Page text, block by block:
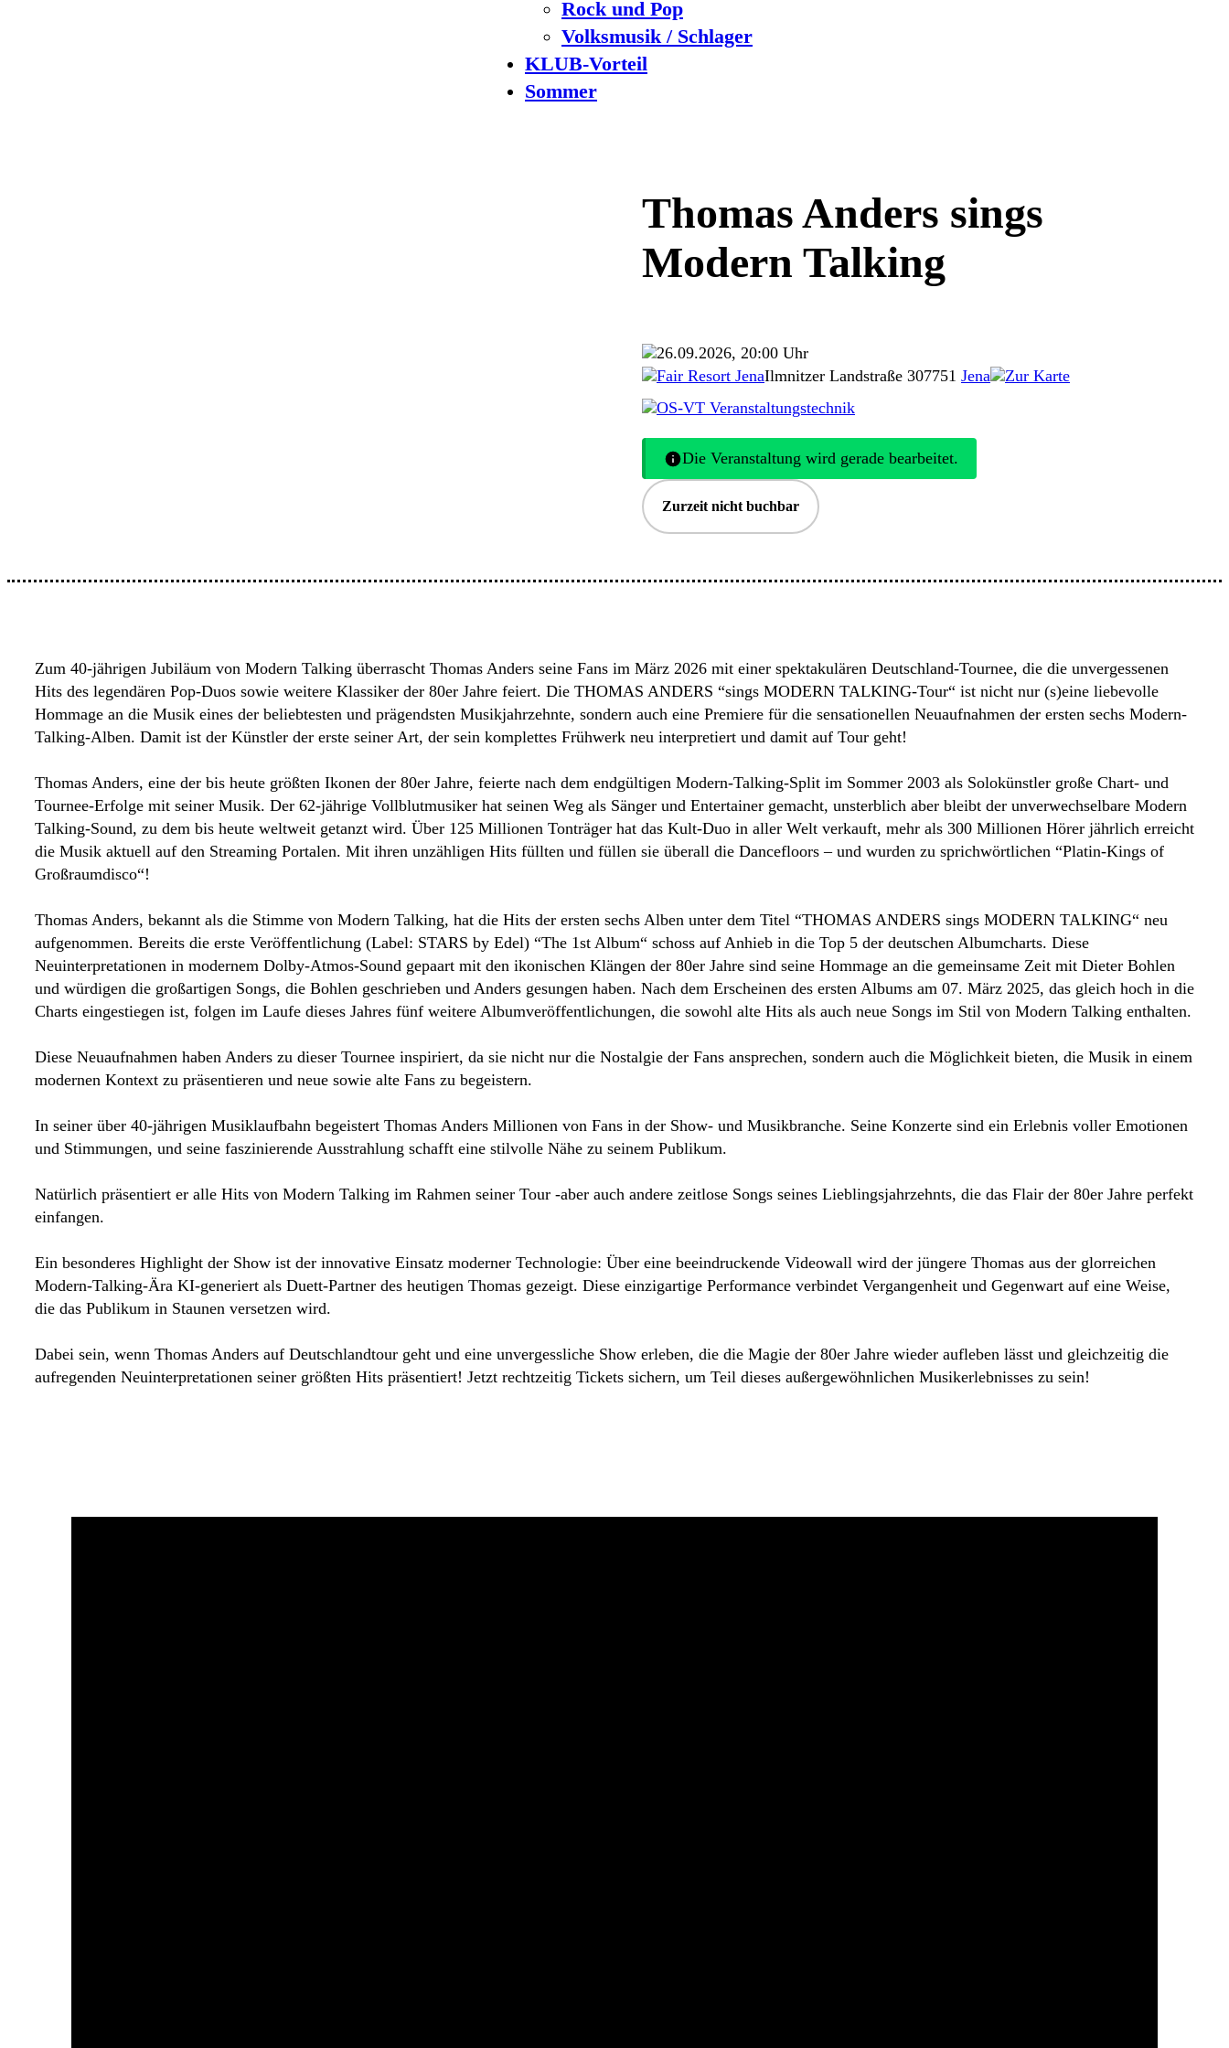
Rock und Pop
Volksmusik / Schlager
KLUB-Vorteil
Sommer
Thomas Anders sings
Modern Talking
26.09.2026, 20:00 Uhr
Fair Resort JenaIlmnitzer Landstraße 307751 Jena
Zur Karte
OS-VT Veranstaltungstechnik
Die Veranstaltung wird gerade bearbeitet.
Zurzeit nicht buchbar
Zum 40-jährigen Jubiläum von Modern Talking überrascht Thomas Anders seine Fans im März 2026 mit einer spektakulären Deutschland-Tournee, die die unvergessenen
Hits des legendären Pop-Duos sowie weitere Klassiker der 80er Jahre feiert. Die THOMAS ANDERS “sings MODERN TALKING-Tour“ ist nicht nur (s)eine liebevolle
Hommage an die Musik eines der beliebtesten und prägendsten Musikjahrzehnte, sondern auch eine Premiere für die sensationellen Neuaufnahmen der ersten sechs Modern-
Talking-Alben. Damit ist der Künstler der erste seiner Art, der sein komplettes Frühwerk neu interpretiert und damit auf Tour geht!
Thomas Anders, eine der bis heute größten Ikonen der 80er Jahre, feierte nach dem endgültigen Modern-Talking-Split im Sommer 2003 als Solokünstler große Chart- und
Tournee-Erfolge mit seiner Musik. Der 62-jährige Vollblutmusiker hat seinen Weg als Sänger und Entertainer gemacht, unsterblich aber bleibt der unverwechselbare Modern
Talking-Sound, zu dem bis heute weltweit getanzt wird. Über 125 Millionen Tonträger hat das Kult-Duo in aller Welt verkauft, mehr als 300 Millionen Hörer jährlich erreicht
die Musik aktuell auf den Streaming Portalen. Mit ihren unzähligen Hits füllten und füllen sie überall die Dancefloors – und wurden zu sprichwörtlichen “Platin-Kings of
Großraumdisco“!
Thomas Anders, bekannt als die Stimme von Modern Talking, hat die Hits der ersten sechs Alben unter dem Titel “THOMAS ANDERS sings MODERN TALKING“ neu
aufgenommen. Bereits die erste Veröffentlichung (Label: STARS by Edel) “The 1st Album“ schoss auf Anhieb in die Top 5 der deutschen Albumcharts. Diese
Neuinterpretationen in modernem Dolby-Atmos-Sound gepaart mit den ikonischen Klängen der 80er Jahre sind seine Hommage an die gemeinsame Zeit mit Dieter Bohlen
und würdigen die großartigen Songs, die Bohlen geschrieben und Anders gesungen haben. Nach dem Erscheinen des ersten Albums am 07. März 2025, das gleich hoch in die
Charts eingestiegen ist, folgen im Laufe dieses Jahres fünf weitere Albumveröffentlichungen, die sowohl alte Hits als auch neue Songs im Stil von Modern Talking enthalten.
Diese Neuaufnahmen haben Anders zu dieser Tournee inspiriert, da sie nicht nur die Nostalgie der Fans ansprechen, sondern auch die Möglichkeit bieten, die Musik in einem
modernen Kontext zu präsentieren und neue sowie alte Fans zu begeistern.
In seiner über 40-jährigen Musiklaufbahn begeistert Thomas Anders Millionen von Fans in der Show- und Musikbranche. Seine Konzerte sind ein Erlebnis voller Emotionen
und Stimmungen, und seine faszinierende Ausstrahlung schafft eine stilvolle Nähe zu seinem Publikum.
Natürlich präsentiert er alle Hits von Modern Talking im Rahmen seiner Tour -aber auch andere zeitlose Songs seines Lieblingsjahrzehnts, die das Flair der 80er Jahre perfekt
einfangen.
Ein besonderes Highlight der Show ist der innovative Einsatz moderner Technologie: Über eine beeindruckende Videowall wird der jüngere Thomas aus der glorreichen
Modern-Talking-Ära KI-generiert als Duett-Partner des heutigen Thomas gezeigt. Diese einzigartige Performance verbindet Vergangenheit und Gegenwart auf eine Weise,
die das Publikum in Staunen versetzen wird.
Dabei sein, wenn Thomas Anders auf Deutschlandtour geht und eine unvergessliche Show erleben, die die Magie der 80er Jahre wieder aufleben lässt und gleichzeitig die
aufregenden Neuinterpretationen seiner größten Hits präsentiert! Jetzt rechtzeitig Tickets sichern, um Teil dieses außergewöhnlichen Musikerlebnisses zu sein!